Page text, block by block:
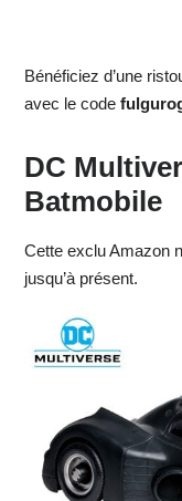
Bénéficiez d’une
avec le code
DC
Batmobile
Cette exclu Amazon
jusqu’à présent.